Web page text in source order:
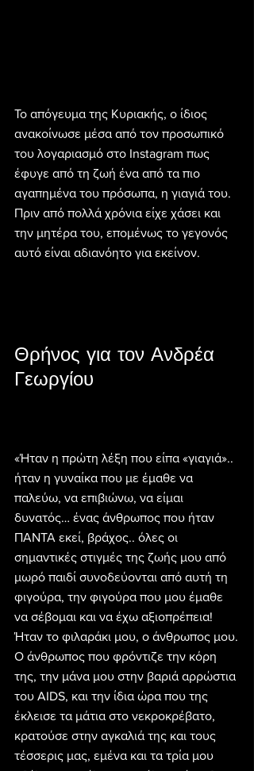
Το απόγευμα της Κυριακής, ο ίδιος
ανακοίνωσε μέσα από τον προσωπικό
του λογαριασμό στο Instagram πως
έφυγε από τη ζωή ένα από τα πιο
αγαπημένα του πρόσωπα, η γιαγιά του.
Πριν από πολλά χρόνια είχε χάσει και
την μητέρα του, επομένως το γεγονός
αυτό είναι αδιανόητο για εκείνον.
Θρήνος για τον Ανδρέα
Γεωργίου
«Ήταν η πρώτη λέξη που είπα «γιαγιά»..
ήταν η γυναίκα που με έμαθε να
παλεύω, να επιβιώνω, να είμαι
δυνατός… ένας άνθρωπος που ήταν
ΠΑΝΤΑ εκεί, βράχος.. όλες οι
σημαντικές στιγμές της ζωής μου από
μωρό παιδί συνοδεύονται από αυτή τη
φιγούρα, την φιγούρα που μου έμαθε
να σέβομαι και να έχω αξιοπρέπεια!
Ήταν το φιλαράκι μου, ο άνθρωπος μου.
Ο άνθρωπος που φρόντιζε την κόρη
της, την μάνα μου στην βαριά αρρώστια
του AIDS, και την ίδια ώρα που της
έκλεισε τα μάτια στο νεκροκρέβατο,
κρατούσε στην αγκαλιά της και τους
τέσσερις μας, εμένα και τα τρία μου